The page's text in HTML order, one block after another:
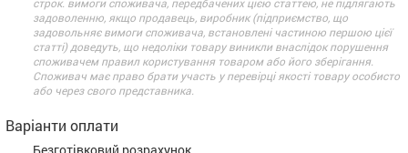
задоволенню, якщо продавець, виробник (підприємство, що
задовольняє вимоги споживача, встановлені частиною першою цієї
статті) доведуть, що недоліки товару виникли внаслідок порушення
споживачем правил користування товаром або його зберігання.
Споживач має право брати участь у перевірці якості товару особисто
або через свого представника.
Варіанти оплати
Безготівковий розрахунок